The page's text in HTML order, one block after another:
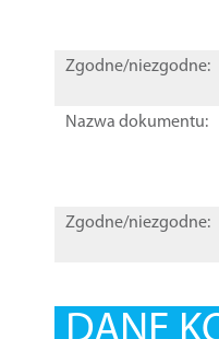
Zgodne/niezgodne:
Nazwa dokumentu:
Zgodne/niezgodne: